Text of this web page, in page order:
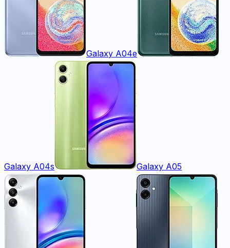
Galaxy A04e
Galaxy A04s Galaxy A05